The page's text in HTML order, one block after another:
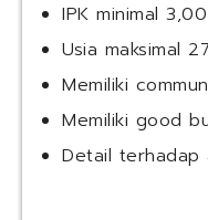
IPK minimal 3,00
Usia maksimal
Memiliki
Memiliki good
Detail terhadap